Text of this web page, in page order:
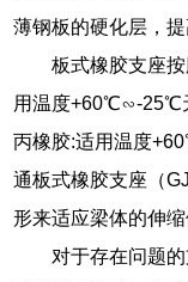
薄钢板的硬化层，
板式橡胶支座
用温度+60℃∽-25℃
丙橡胶:适用温度
通板式橡胶支座（
形来适应梁体的伸缩
对于存在问题